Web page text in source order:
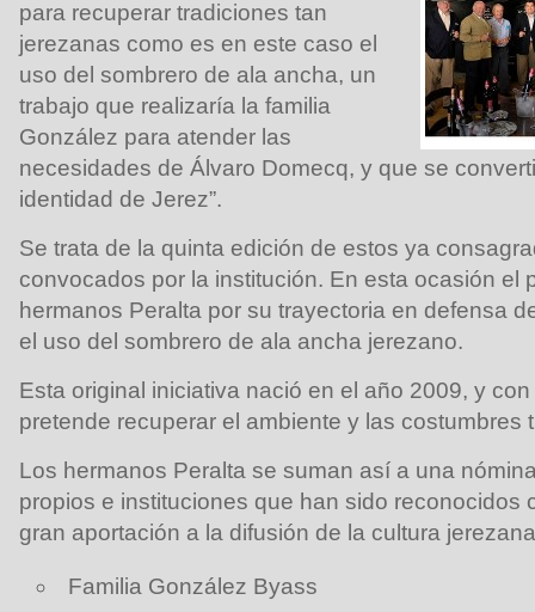
para recuperar tradiciones tan
jerezanas como es en este caso el
uso del sombrero de ala ancha, un
trabajo que realizaría la familia
González para atender las
necesidades de Álvaro Domecq, y que se
identidad de Jerez”.
Se trata de la quinta edición de estos ya
convocados por la institución. En esta ocasión el
hermanos Peralta por su trayectoria en defensa
el uso del sombrero de ala ancha jerezano.
Esta original iniciativa nació en el año 2009, y
pretende recuperar el ambiente y las costumbres
Los hermanos Peralta se suman así a una
propios e instituciones que han sido reconocidos
gran aportación a la difusión de la cultura
Familia González Byass